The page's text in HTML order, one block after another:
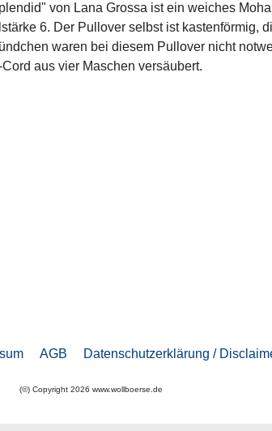
von Lana Grossa ist ein weiches
6. Der Pullover selbst ist kastenförmig,
waren bei diesem Pullover nicht
aus vier Maschen versäubert.
AGB Datenschutzerklärung /
(©) Copyright 2026 www.wollboerse.de